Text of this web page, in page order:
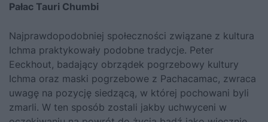
Pałac Tauri Chumbi
Najprawdopodobniej społeczności związane z kultura
Ichma praktykowały podobne tradycje. Peter
Eeckhout, badający obrządek pogrzebowy kultury
Ichma oraz maski pogrzebowe z Pachacamac, zwraca
uwagę na pozycję siedzącą, w której pochowani byli
zmarli. W ten sposób zostali jakby uchwyceni w